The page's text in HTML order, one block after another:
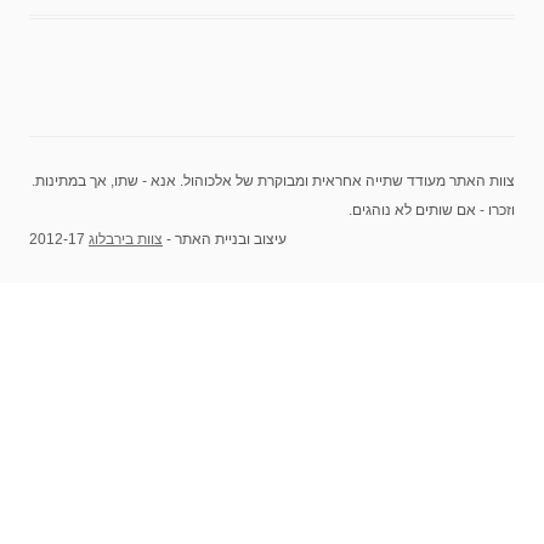
צוות האתר מעודד שתייה אחראית ומבוקרת של אלכוהול. אנא - שתו, אך במתינות.
וזכרו - אם שותים לא נוהגים.
עיצוב ובניית האתר - צוות בירבלוג